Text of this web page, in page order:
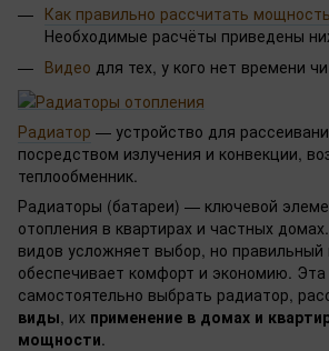
Как правильно рассчитать
Необходимые расчёты приведены
Видео для тех, у кого нет времени
Радиатор — устройство для
посредством излучения и конвекции,
теплообменник.
Радиаторы (батареи) — ключевой
отопления в квартирах и частных
видов усложняет выбор, но правильный
обеспечивает комфорт и экономию.
самостоятельно выбрать радиатор,
виды, их применение в домах и
мощности.